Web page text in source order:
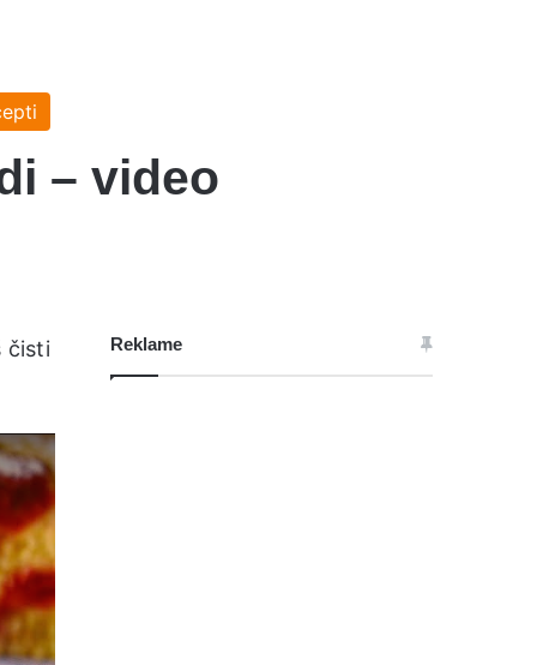
– video
čisti
Reklame